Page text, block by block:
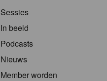
Sessies
In beeld
Podcasts
Nieuws
Member worden